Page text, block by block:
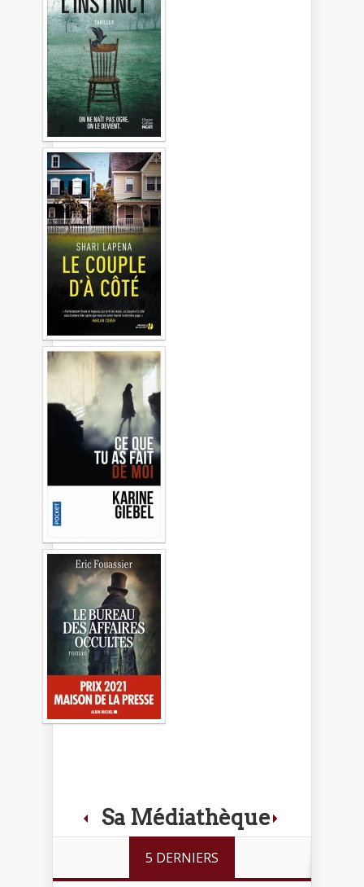
Sa Médiathèque
5 DERNIERS